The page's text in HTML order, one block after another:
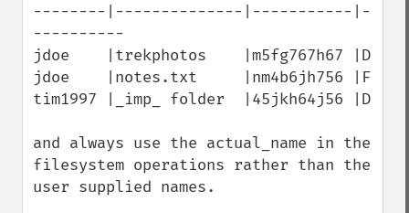
--------|--------------|-----------|-
----------
jdoe    |trekphotos    |m5fg767h67 |D
jdoe    |notes.txt     |nm4b6jh756 |F
tim1997 |_imp_ folder  |45jkh64j56 |D
and always use the actual_name in the
filesystem operations rather than the
user supplied names.